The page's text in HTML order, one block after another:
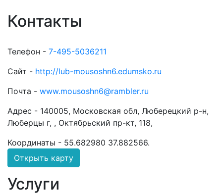
Контакты
Телефон - 7-495-5036211
Сайт - http://lub-mousoshn6.edumsko.ru
Почта - www.mousoshn6@rambler.ru
Адрес - 140005, Московская обл, Люберецкий р-н,
Люберцы г, , Октябрьский пр-кт, 118,
Координаты - 55.682980 37.882566.
Открыть карту
Услуги